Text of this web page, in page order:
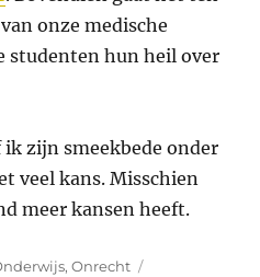
onze medische
studenten hun heil over
ik zijn smeekbede onder
veel kans. Misschien
meer kansen heeft.
,Onrecht